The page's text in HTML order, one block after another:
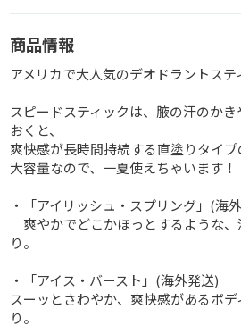
商品情報
アメリカで大人気のデオドラントステ
スピードスティックは、腋の汗のか
おくと、
爽快感が長時間持続する直塗りタイプ
大容量なので、一夏使えちゃいます！
・「アイリッシュ・スプリング」(海
爽やかでどこかほっとするような
り。
・「アイス・バースト」(海外発送)
スーッとさわやか、爽快感があるボ
り。